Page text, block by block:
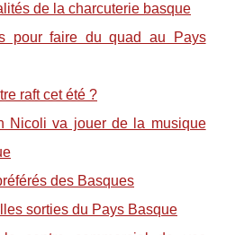
de la charcuterie basque
pour faire du quad au Pays
raft cet été ?
Nicoli va jouer de la musique
des Basques
sorties du Pays Basque